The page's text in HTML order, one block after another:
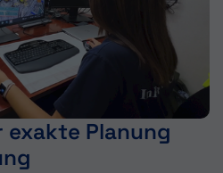
exakte Planung